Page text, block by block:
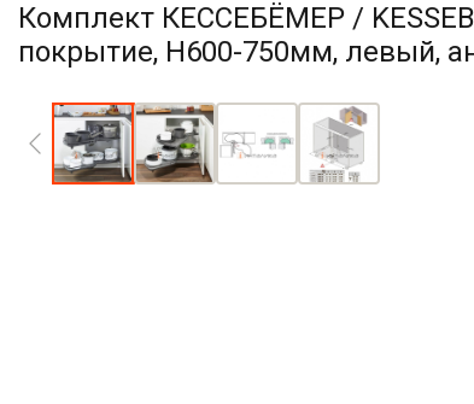
Комплект КЕССЕБЁМЕР /
покрытие, H600-750мм, левый,